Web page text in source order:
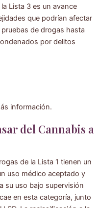
Lista 3 es un avance
que podrían afectar
de drogas hasta
por delitos
información.
del Cannabis a
de la Lista 1 tienen un
uso médico aceptado y
su uso bajo supervisión
en esta categoría, junto